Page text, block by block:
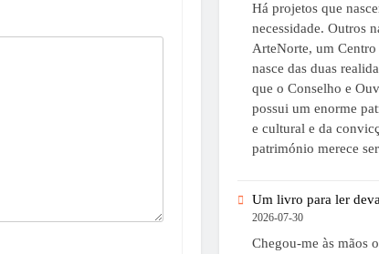
Há projetos que
necessidade. Outros
ArteNorte, um
nasce das duas
que o Conselho e
possui um enorme
e cultural e da
património merece
Um livro para ler
2026-07-30
Chegou-me às mãos